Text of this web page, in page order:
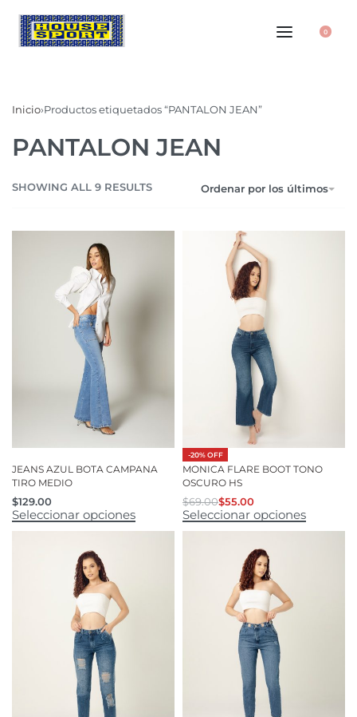
0
Inicio›Productos etiquetados “PANTALON JEAN”
PANTALON JEAN
SHOWING ALL 9 RESULTS Ordenar por los últimos
JEANS AZUL BOTA CAMPANA
TIRO MEDIO
$129.00
Seleccionar opciones
-20% OFF
MONICA FLARE BOOT TONO
OSCURO HS
$69.00$55.00
Seleccionar opciones